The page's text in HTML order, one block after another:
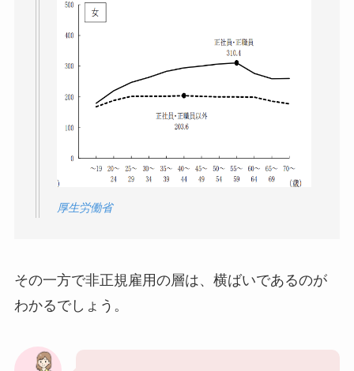
厚生労働省
その一方で非正規雇用の層は、横ばいであるのが
わかるでしょう。